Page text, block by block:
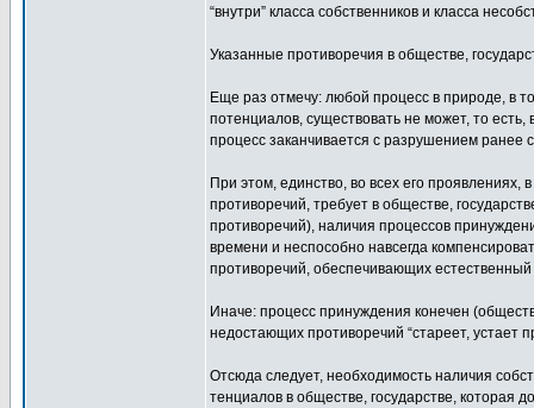
“внутри” класса собственников и класса
Указанные противоречия в обществе,
Еще раз отмечу: любой процесс в природе, в
потенциалов, существовать не может, то
процесс заканчивается с разрушением ранее
При этом, единство, во всех его проявлениях,
противоречий, требует в обществе,
противоречий), наличия процессов
времени и неспособно навсегда
противоречий, обеспечивающих
Иначе: процесс принуждения конечен
недостающих противоречий “стареет, устает
Отсюда следует, необходимость наличия
тенциалов в обществе, государстве, которая